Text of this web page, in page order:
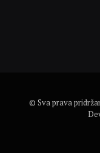
© Sva prava